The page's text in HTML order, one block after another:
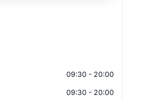
09:30 - 20:00
09:30 - 20:00